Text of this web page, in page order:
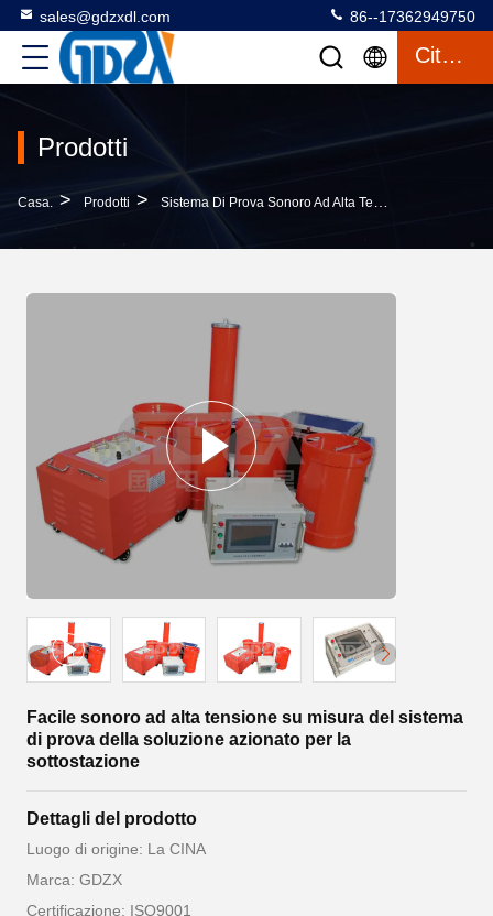
sales@gdzxdl.com 86--17362949750
Citazione
Prodotti
Casa. > Prodotti > Sistema Di Prova Sonoro Ad Alta Tensione
Facile sonoro ad alta tensione su misura del sistema
di prova della soluzione azionato per la
sottostazione
Dettagli del prodotto
Luogo di origine: La CINA
Marca: GDZX
Certificazione: ISO9001